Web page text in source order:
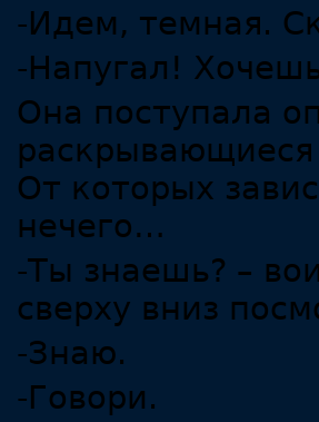
-Идем, темная.
-Напугал!
Она поступала
От которых
нечего…
-Ты знаешь? –
сверху вниз
-Знаю.
-Говори.